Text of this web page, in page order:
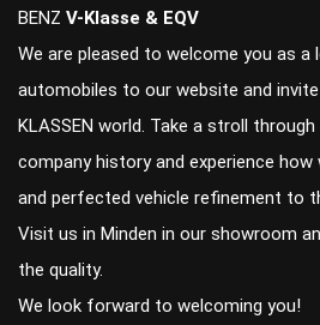
BENZ V-Klasse & EQV
We are pleased to welcome you as a
automobiles to our website and
KLASSEN world. Take a stroll
company history and experience how
and perfected vehicle refinement to
Visit us in Minden in our showroom
the quality.
We look forward to welcoming you!